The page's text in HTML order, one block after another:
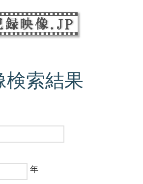
検索結果
年